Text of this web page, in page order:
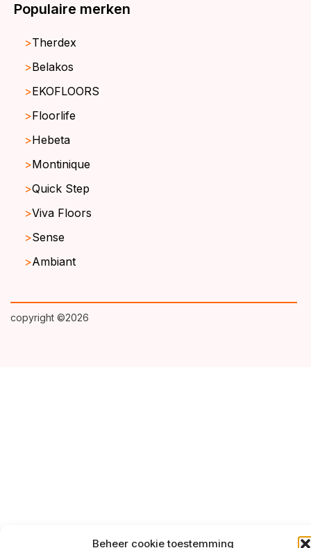
Beheer cookie toestemming
Populaire merken
Therdex
Belakos
EKOFLOORS
Floorlife
Hebeta
Montinique
Quick Step
Viva Floors
Sense
Ambiant
copyright ©2026